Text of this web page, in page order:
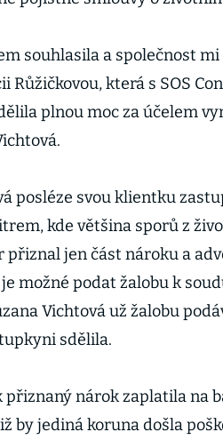
souhlasila a společnost
Růžičkovou, která s SOS
plnou moc za účelem
posléze svou klientku
kde většina sporů z
přiznal jen část nároku a
možné podat žalobu k
Vichtová už žalobu
sdělila.
přiznaný nárok zaplatila na
by jediná koruna došla